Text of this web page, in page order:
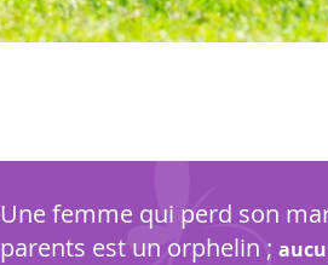
Une femme qui perd son
parents est un orphelin ;